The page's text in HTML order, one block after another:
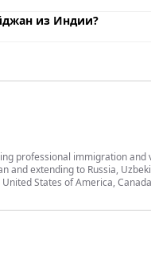
из Индии?
professional immigration and
extending to Russia,
States of America,